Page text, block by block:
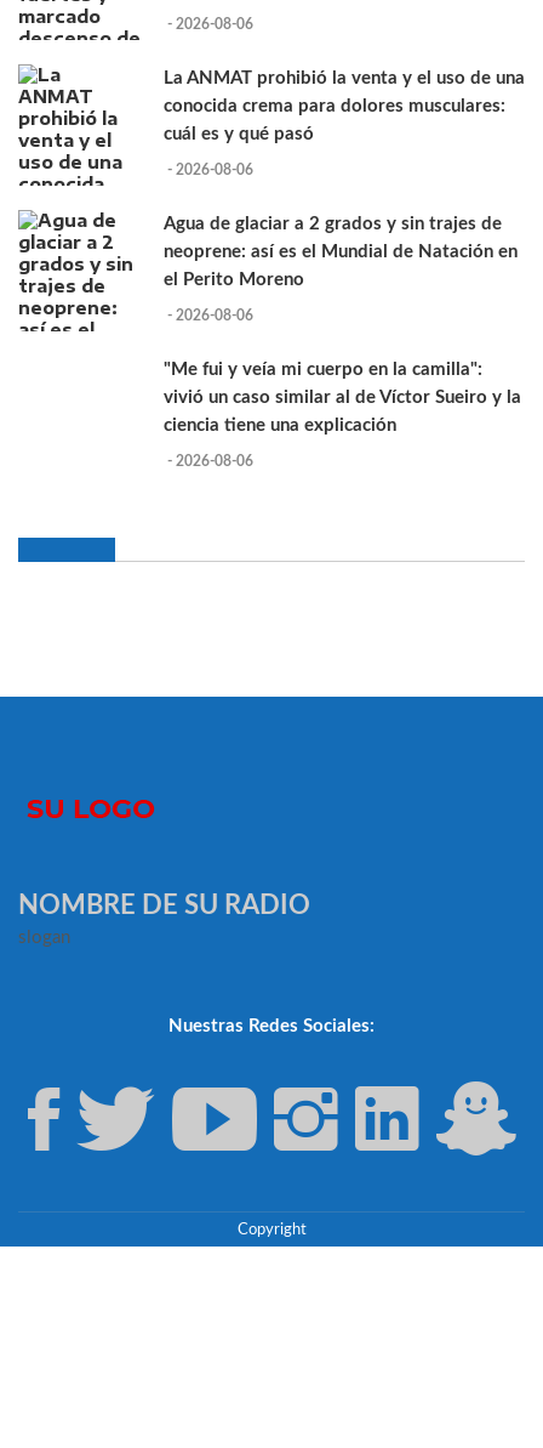
- 2026-08-06
La ANMAT prohibió la venta y el uso de una
conocida crema para dolores musculares:
cuál es y qué pasó
- 2026-08-06
Agua de glaciar a 2 grados y sin trajes de
neoprene: así es el Mundial de Natación en
el Perito Moreno
- 2026-08-06
"Me fui y veía mi cuerpo en la camilla":
vivió un caso similar al de Víctor Sueiro y la
ciencia tiene una explicación
- 2026-08-06
NOMBRE DE SU RADIO
slogan
Nuestras Redes Sociales:
Copyright